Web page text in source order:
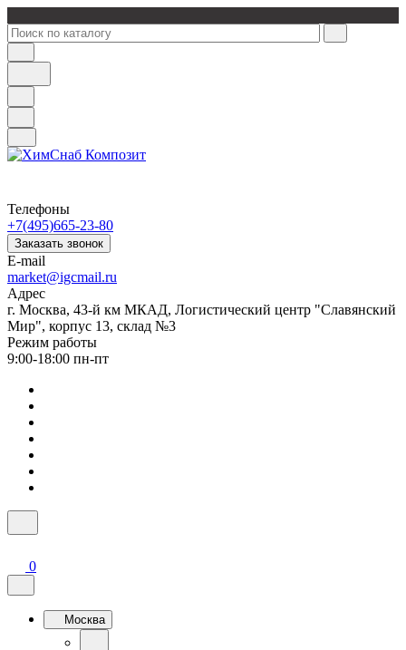
Телефоны
+7(495)665-23-80
Заказать звонок
E-mail
market@igcmail.ru
Адрес
г. Москва, 43-й км МКАД, Логистический центр "Славянский
Мир", корпус 13, склад №3
Режим работы
9:00-18:00 пн-пт
0
Москва